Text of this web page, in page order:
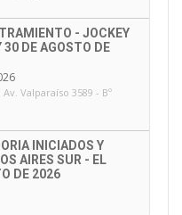
- JOCKEY
DE AGOSTO DE
, Av. Valparaíso 3589 - Bº
INICIADOS Y
AIRES SUR - EL
DE 2026